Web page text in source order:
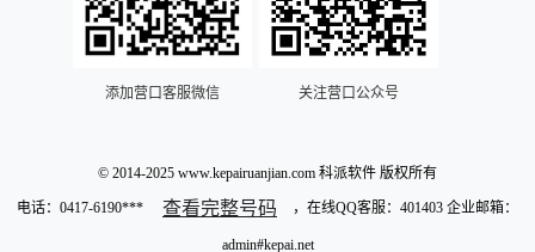
添加营口客服微信 关注营口公众号
© 2014-2025 www.kepairuanjian.com 科派软件 版权所有
电话： 0417-6190*** 查看完整号码 ，在线QQ客服：401403 企业邮箱：
admin#kepai.net